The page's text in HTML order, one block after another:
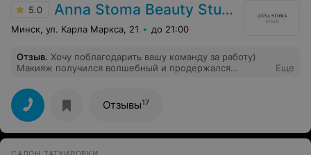
5.0 Anna Stoma Beauty Studio
Минск, ул. Карла Маркса, 21 до 21:00
Отзыв. Хочу поблагодарить вашу команду за работу)
Макияж получился волшебный и продержался
пожелания все учли, и предложили, как можно
сделать еще лучше, в общем, кайф! По причёске хочу
сказать, что всё продержалось до конца, несмотря на
то что я и танцевала, и трогала руками, и обнималась
со всеми, и делала всё, чтобы локоны умерли, но они
Еще
Отзывы17